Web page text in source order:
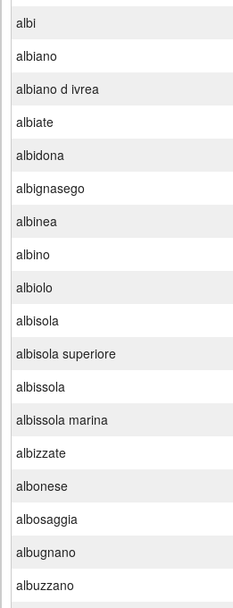
albi
albiano
albiano d ivrea
albiate
albidona
albignasego
albinea
albino
albiolo
albisola
albisola superiore
albissola
albissola marina
albizzate
albonese
albosaggia
albugnano
albuzzano